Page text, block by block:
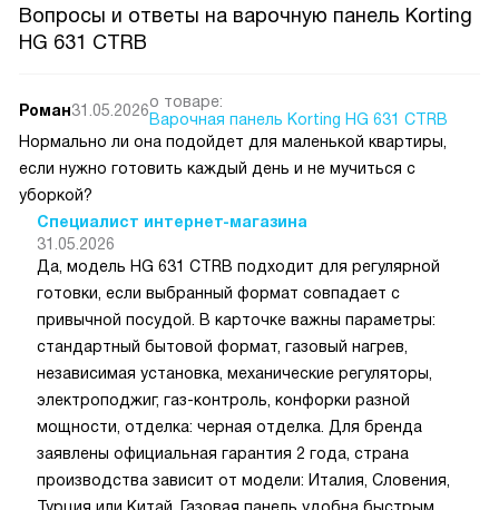
Вопросы и ответы на варочную панель Korting
HG 631 CTRB
Роман31.05.2026о товаре:
Варочная панель Korting HG 631 CTRB
Нормально ли она подойдет для маленькой квартиры,
если нужно готовить каждый день и не мучиться с
уборкой?
Специалист интернет-магазина
31.05.2026
Да, модель HG 631 CTRB подходит для регулярной
готовки, если выбранный формат совпадает с
привычной посудой. В карточке важны параметры:
стандартный бытовой формат, газовый нагрев,
независимая установка, механические регуляторы,
электроподжиг, газ-контроль, конфорки разной
мощности, отделка: черная отделка. Для бренда
заявлены официальная гарантия 2 года, страна
производства зависит от модели: Италия, Словения,
Турция или Китай. Газовая панель удобна быстрым